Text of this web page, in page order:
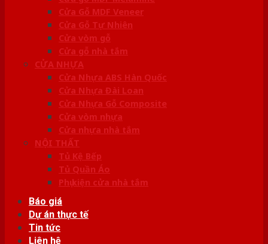
Cửa Gỗ MDF Veneer
Cửa Gỗ Tự Nhiên
Cửa vòm gỗ
Cửa gỗ nhà tắm
CỬA NHỰA
Cửa Nhựa ABS Hàn Quốc
Cửa Nhựa Đài Loan
Cửa Nhựa Gỗ Composite
Cửa vòm nhựa
Cửa nhựa nhà tắm
NỘI THẤT
Tủ Kệ Bếp
Tủ Quần Áo
Phụ kiện cửa nhà tắm
Báo giá
Dự án thực tế
Tin tức
Liên hệ